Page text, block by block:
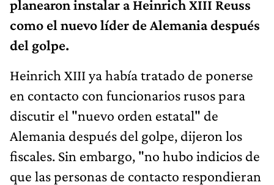
planearon instalar a Heinrich XIII Reuss
como el nuevo líder de Alemania después
del golpe.
Heinrich XIII ya había tratado de ponerse
en contacto con funcionarios rusos para
discutir el "nuevo orden estatal" de
Alemania después del golpe, dijeron los
fiscales. Sin embargo, "no hubo indicios de
que las personas de contacto respondieran